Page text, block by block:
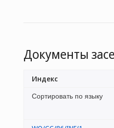
Документы
Сортировать по языку
Индекс